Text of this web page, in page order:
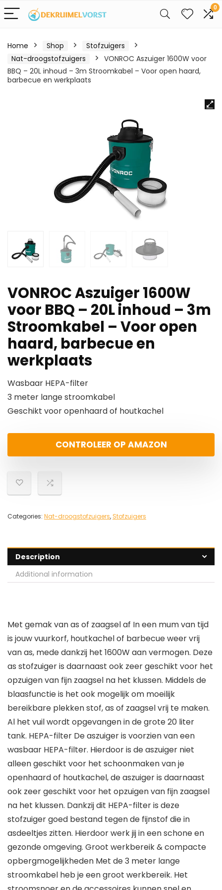
0
Home Shop
Stofzuigers
Nat-droogstofzuigers
VONROC Aszuiger 1600W voor
BBQ – 20L inhoud – 3m Stroomkabel – Voor open haard,
barbecue en werkplaats
VONROC Aszuiger 1600W
voor BBQ – 20L inhoud – 3m
Stroomkabel – Voor open
haard, barbecue en
werkplaats
Wasbaar HEPA-filter
3 meter lange stroomkabel
Geschikt voor openhaard of houtkachel
CONTROLEER OP AMAZON
Categories: Nat-droogstofzuigers, Stofzuigers
Description
Additional information
Met gemak van as of zaagsel af In een mum van tijd
is jouw vuurkorf, houtkachel of barbecue weer vrij
van as, mede dankzij het 1600W aan vermogen. Deze
as stofzuiger is daarnaast ook zeer geschikt voor het
opzuigen van fijn zaagsel na het klussen. Middels de
blaasfunctie is het ook mogelijk om moeilijk
bereikbare plekken stof, as of zaagsel vrij te maken.
Al het vuil wordt opgevangen in de grote 20 liter
tank. HEPA-filter De aszuiger is voorzien van een
wasbaar HEPA-filter. Hierdoor is de aszuiger niet
alleen geschikt voor het schoonmaken van je
openhaard of houtkachel, de aszuiger is daarnaast
ook zeer geschikt voor het opzuigen van fijn zaagsel
na het klussen. Dankzij dit HEPA-filter is deze
stofzuiger goed bestand tegen de fijnstof die in
asdeeltjes zitten. Hierdoor werk jij in een schone en
gezonde omgeving. Groot werkbereik & compacte
opbergmogelijkheden Met de 3 meter lange
stroomkabel heb je een groot werkbereik. Het